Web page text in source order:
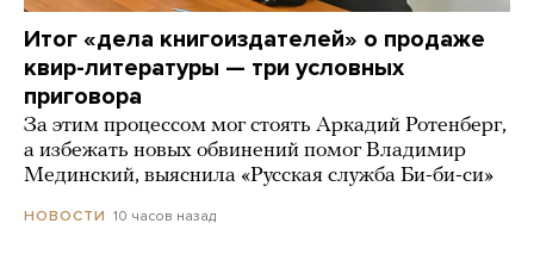
Итог «дела книгоиздателей» о продаже
квир-литературы — три условных
приговора
За этим процессом мог стоять Аркадий Ротенберг,
а избежать новых обвинений помог Владимир
Мединский, выяснила «Русская служба Би-би-си»
НОВОСТИ 10 часов назад